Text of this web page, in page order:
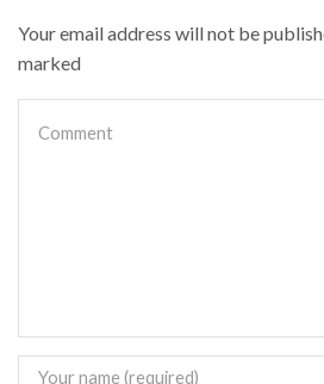
Your email address will not be
marked